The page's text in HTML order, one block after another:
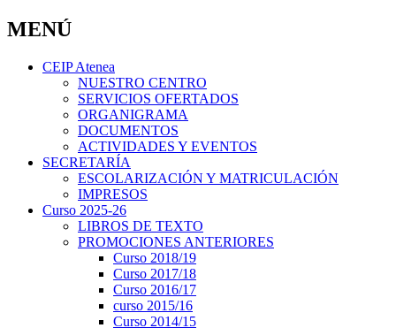
MENÚ
CEIP Atenea
NUESTRO CENTRO
SERVICIOS OFERTADOS
ORGANIGRAMA
DOCUMENTOS
ACTIVIDADES Y EVENTOS
SECRETARÍA
ESCOLARIZACIÓN Y MATRICULACIÓN
IMPRESOS
Curso 2025-26
LIBROS DE TEXTO
PROMOCIONES ANTERIORES
Curso 2018/19
Curso 2017/18
Curso 2016/17
curso 2015/16
Curso 2014/15